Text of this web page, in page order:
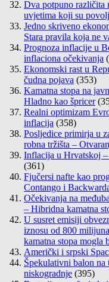
Dva potpuno različita
uvjetima koji su
Jedno skriveno
Stara pravila koja ne
Prognoza inflacije u
inflaciona očekivanja
Ekonomski rast u
čudna pojava (353)
Kamatna stopa na
Hladno kao špricer
Realni optimizam
inflacija (358)
Posljedice primirja u
robna tržišta –
Inflacija u Hrvatskoj
(361)
Fjučersi nafte kao
Contango i
Očekivanja na
– Hibridna kamatna
U susret emisiji
iznosu od 800
kamatna stopa mogla
Američki i srpski
Špekulativni balon na
niskogradnje (395)